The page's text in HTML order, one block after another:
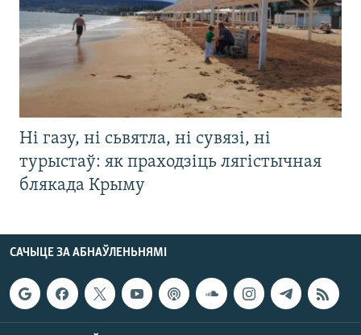
Ні газу, ні сьвятла, ні сувязі, ні
турыстаў: як праходзіць лягістычная
блякада Крыму
САЧЫЦЕ ЗА АБНАЎЛЕНЬНЯМІ